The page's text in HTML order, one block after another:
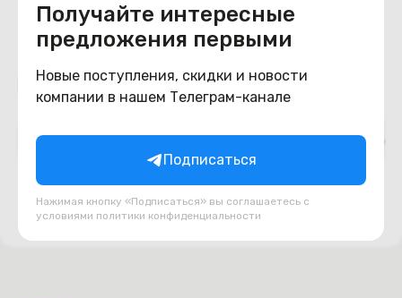
Получайте интересные
предложения первыми
Новые поступления, скидки и новости
компании в нашем Телеграм-канале
Подписаться
Нажимая кнопку «Подписаться» вы соглашаетесь с
условиями политики конфиденциальности
Подборки товаров в категории
Верх ноутбука (топкейс, палмрест)